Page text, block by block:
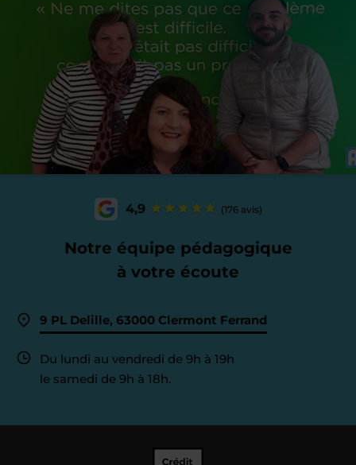
4,9 (176 avis)
Notre équipe pédagogique
à votre écoute
9 PL Delille, 63000 Clermont Ferrand
Du lundi au vendredi de 9h à 19h
le samedi de 9h à 18h.